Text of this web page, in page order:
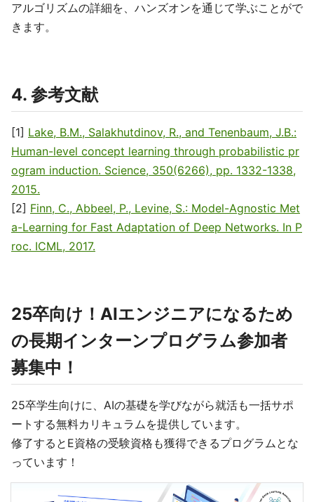
アルゴリズムの詳細を、ハンズオンを通じて学ぶことがで
きます。
4. 参考文献
[1] Lake, B.M., Salakhutdinov, R., and Tenenbaum, J.B.:
Human-level concept learning through probabilistic pr
ogram induction. Science, 350(6266), pp. 1332-1338,
2015.
[2] Finn, C., Abbeel, P., Levine, S.: Model-Agnostic Met
a-Learning for Fast Adaptation of Deep Networks. In P
roc. ICML, 2017.
25卒向け！AIエンジニアになるため
の長期インターンプログラム参加者
募集中！
25卒学生向けに、AIの基礎を学びながら就活も一括サポ
ートする無料カリキュラムを提供しています。
修了するとE資格の受験資格も獲得できるプログラムとな
っています！